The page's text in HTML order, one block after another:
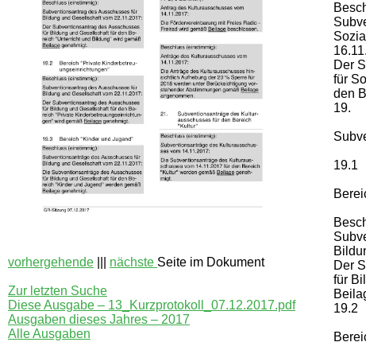
vorhergehende nächste Seite im Dokument
Zur letzten Suche
Diese Ausgabe – 13_Kurzprotokoll_07.12.2017.pdf
Ausgaben dieses Jahres – 2017
Alle Ausgaben
Der
für
den
19.
19.1
Der
für
19.2